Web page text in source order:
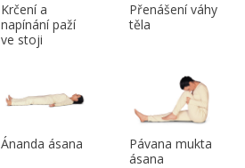
Krčení a
napínání paží
ve stoji
Přenášení váhy
těla
Ánanda ásana
Pávana mukta
ásana